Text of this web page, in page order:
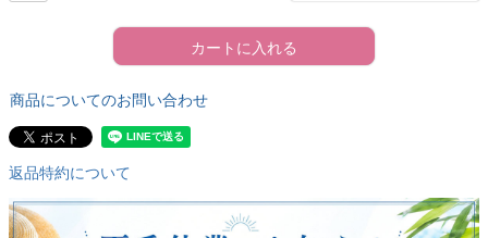
カートに入れる
商品についてのお問い合わせ
返品特約について